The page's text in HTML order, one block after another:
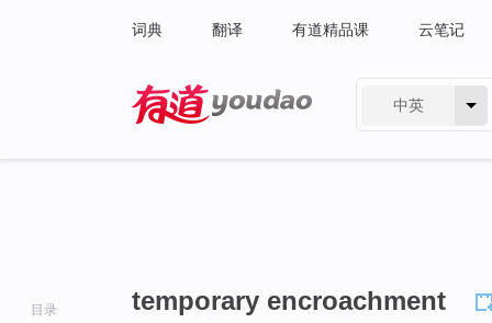
词典 翻译 有道精品课 云笔记
中英
目录 temporary encroachment